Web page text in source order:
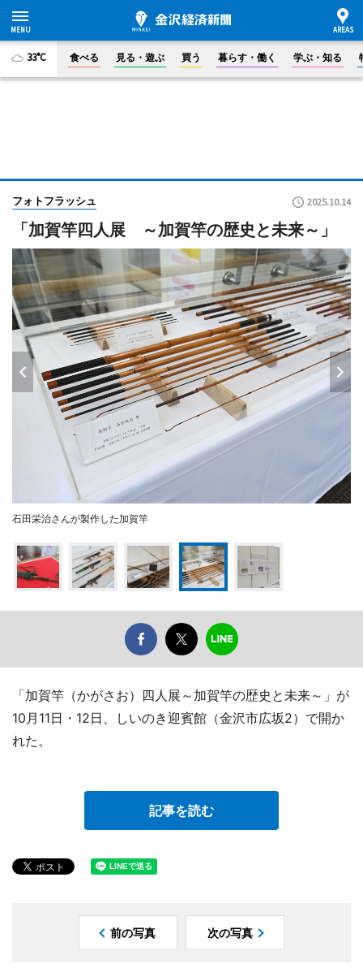
33°C 食べる 見る・遊ぶ 買う 暮らす・働く 学ぶ・知る
フォトフラッシュ 2025.10.14
「加賀竿四人展 ～加賀竿の歴史と未来～」
石田栄治さんが製作した加賀竿
「加賀竿（かがさお）四人展～加賀竿の歴史と未来～」が
10月11日・12日、しいのき迎賓館（金沢市広坂2）で開か
れた。
記事を読む
前の写真 次の写真